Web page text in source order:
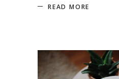
READ MORE